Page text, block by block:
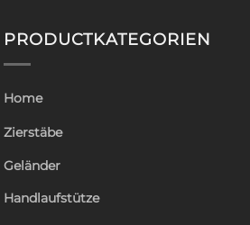
PRODUCTKATEGORIEN
Home
Zierstäbe
Geländer
Handlaufstütze